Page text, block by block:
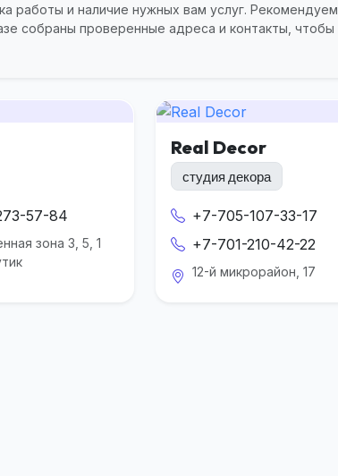
работы и наличие нужных вам услуг. Рекомендуем
собраны проверенные адреса и контакты, чтобы
57-84
зона 3, 5, 1
Real Decor
студия декора
+7-705-107-33-17
+7-701-210-42-22
12-й микрорайон, 17